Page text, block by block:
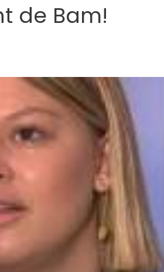
de Bam!